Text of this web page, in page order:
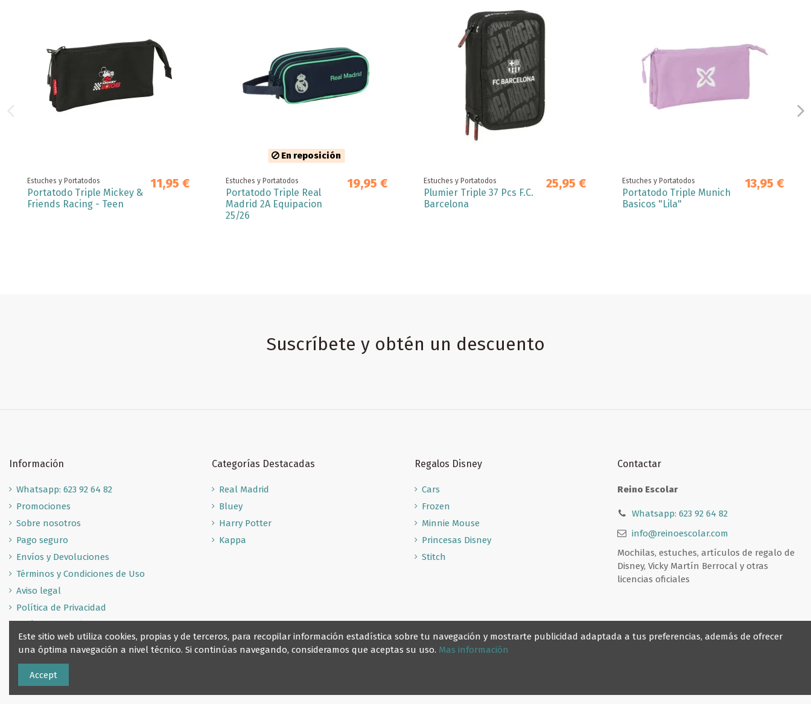
Estuches y Portatodos
Portatodo Triple Mickey &
Friends Racing - Teen
11,95 €
En reposición
Estuches y Portatodos
Portatodo Triple Real
Madrid 2A Equipacion
25/26
19,95 € Estuches y Portatodos
Plumier Triple 37 Pcs F.C.
Barcelona
25,95 € Estuches y Portatodos
Portatodo Triple Munich
Basicos "Lila"
13,95 €
Suscríbete y obtén un descuento
Información
Whatsapp: 623 92 64 82
Promociones
Sobre nosotros
Pago seguro
Envíos y Devoluciones
Términos y Condiciones de Uso
Aviso legal
Política de Privacidad
Política de Cookies
Categorías Destacadas
Real Madrid
Bluey
Harry Potter
Kappa
Regalos Disney
Cars
Frozen
Minnie Mouse
Princesas Disney
Stitch
Contactar
Reino Escolar
Whatsapp: 623 92 64 82
info@reinoescolar.com
Mochilas, estuches, artículos de regalo de
Disney, Vicky Martín Berrocal y otras
licencias oficiales
Este sitio web utiliza cookies, propias y de terceros, para recopilar información estadística sobre tu navegación y mostrarte publicidad adaptada a tus preferencias, además de ofrecer
una óptima navegación a nivel técnico. Si continúas navegando, consideramos que aceptas su uso. Mas información
Accept